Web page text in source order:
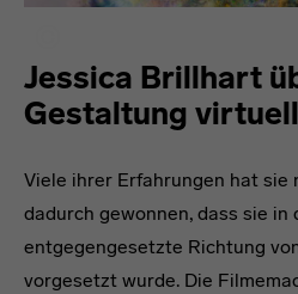
Jessica Brillhart
Gestaltung
Viele ihrer Erfahrungen hat sie
dadurch gewonnen, dass sie in
entgegengesetzte Richtung
vorgesetzt wurde. Die